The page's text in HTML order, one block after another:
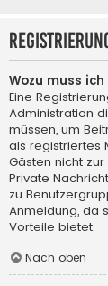
Wozu muss
Eine
Administration
müssen, um
als registriertes
Gästen nicht
Private
zu
Anmeldung, da
Vorteile bietet.
Nach oben